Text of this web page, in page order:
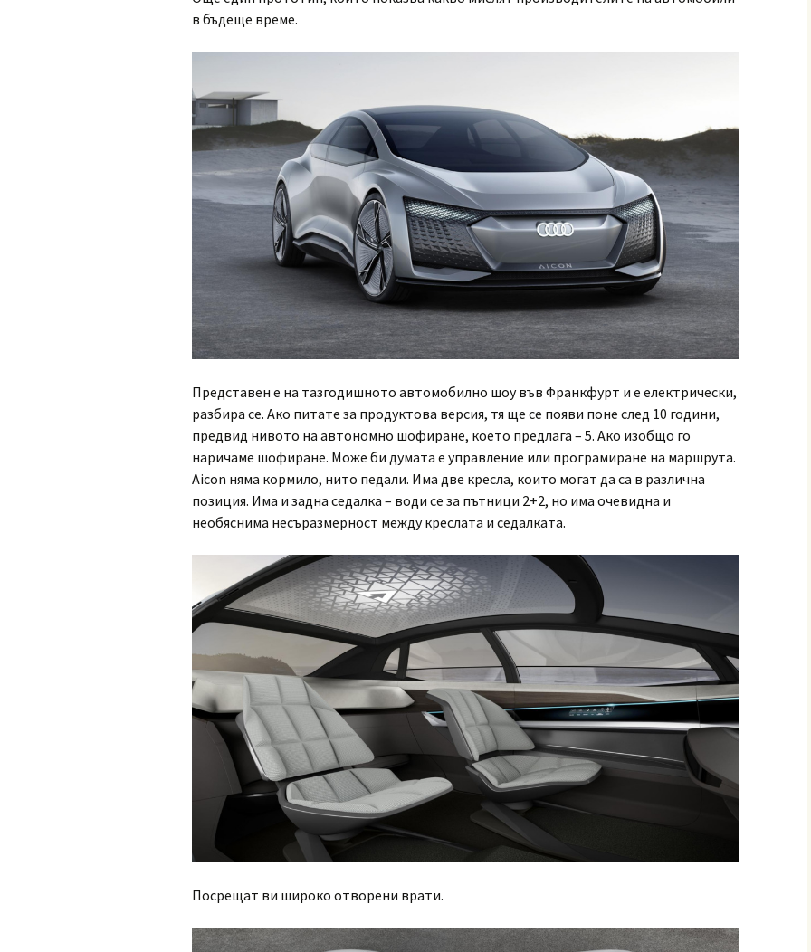
в бъдеще време.
Представен e на тазгодишното автомобилно шоу във Франкфурт и е електрически,
разбира се. Ако питате за продуктова версия, тя ще се появи поне след 10 години,
предвид нивото на автономно шофиране, което предлага – 5. Ако изобщо го
наричаме шофиране. Може би думата е управление или програмиране на маршрута.
Aicon няма кормило, нито педали. Има две кресла, които могат да са в различна
позиция. Има и задна седалка – води се за пътници 2+2, но има очевидна и
необяснима несъразмерност между креслата и седалката.
Посрещат ви широко отворени врати.